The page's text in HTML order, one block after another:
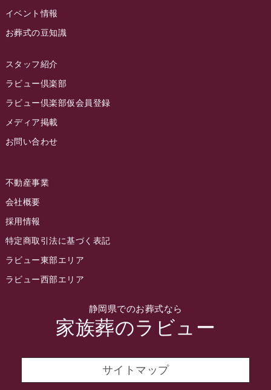
2023年1月
2022年12月
2022年9月
2022年8月
2022年7月
2022年5月
2022年4月
2021年9月
2021年8月
ラビュー藤枝本町
静岡県でのお葬式なら
家族葬のラビュー
サイトマップ
イベント情報
お葬式の豆知識
スタッフ紹介
ラビュー倶楽部
ラビュー倶楽部仮会員登録
メディア掲載
お問い合わせ
不動産事業
会社概要
採用情報
特定商取引法に基づく表記
ラビュー東部エリア
ラビュー西部エリア